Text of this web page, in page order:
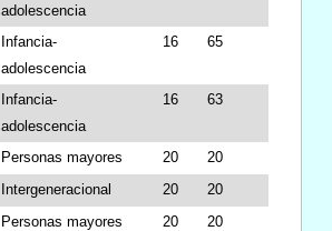
adolescencia
Infancia-
adolescencia
16 65
Infancia-
adolescencia
16 63
Personas mayores 20
20
Intergeneracional 20
20
Personas mayores 20
20